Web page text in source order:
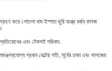
গ্রহণ করে।পাতলা খাদ ইস্পাত ছুরি যন্ত্রে বর্জ্য কাগজ
এবং টেকসই পরিধান.
প্রধান বেল্টের গতি, সূর্যের চাকা এবং কাগজের